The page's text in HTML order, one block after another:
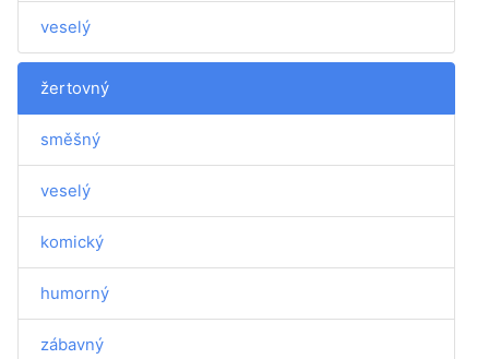
veselý
žertovný
směšný
veselý
komický
humorný
zábavný